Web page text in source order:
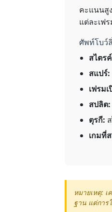
คะแนนสู
แต่ละเฟ
ศัพท์โบว์
สไตร
สแปร์:
เฟรมเ
สปลิต:
ตุรกี:
เกมที่
หมายเหตุ:
ฐาน แต่การ